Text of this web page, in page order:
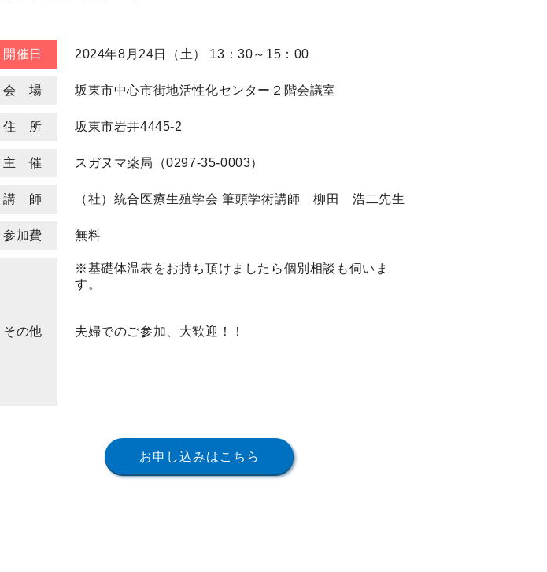
開催日 2024年8月24日（土） 13：30～15：00
会 場 坂東市中心市街地活性化センター２階会議室
住 所 坂東市岩井4445-2
主 催 スガヌマ薬局（0297-35-0003）
講 師 （社）統合医療生殖学会 筆頭学術講師 柳田 浩二先生
参加費 無料
その他
※基礎体温表をお持ち頂けましたら個別相談も伺いま
す。
夫婦でのご参加、大歓迎！！
お申し込みはこちら